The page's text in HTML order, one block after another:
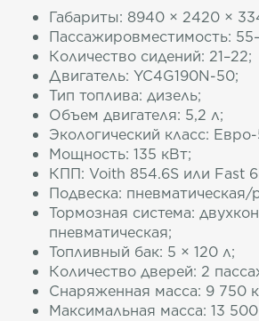
Габариты: 8940 × 2420 ×
Пассажировместимость:
Количество сидений: 21–22;
Двигатель: YC4G190N-50;
Тип топлива: дизель;
Объем двигателя: 5,2 л;
Экологический класс:
Мощность: 135 кВт;
КПП: Voith 854.6S или Fast
Подвеска: пневматическая/
Тормозная система:
пневматическая;
Топливный бак: 5 × 120 л;
Количество дверей: 2
Снаряженная масса: 9 750
Максимальная масса: 13 500